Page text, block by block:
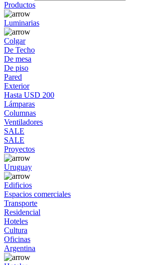
Productos
Luminarias
Colgar
De Techo
De mesa
De piso
Pared
Exterior
Hasta USD 200
Lámparas
Columnas
Ventiladores
SALE
SALE
Proyectos
Uruguay
Edificios
Espacios comerciales
Transporte
Residencial
Hoteles
Cultura
Oficinas
Argentina